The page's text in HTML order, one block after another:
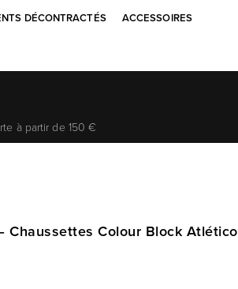
DÉCONTRACTÉS ACCESSOIRES
à partir de 150 €
Chaussettes Colour Block Atlético